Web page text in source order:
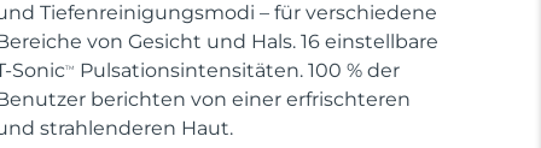
Tiefenreinigungsmodi – für verschiedene
von Gesicht und Hals. 16 einstellbare
SonicTM
Pulsationsintensitäten. 100 % der
berichten von einer erfrischteren
strahlenderen Haut.